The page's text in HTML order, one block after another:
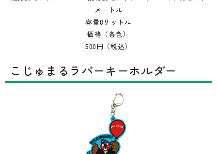
メートル
容量8リットル
価格（各色）
500円（税込）
こじゅまるラバーキーホルダー